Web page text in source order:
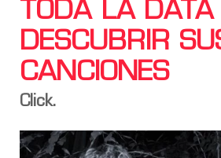
TODA LA
DESCUBRIR
CANCIONES
Click.